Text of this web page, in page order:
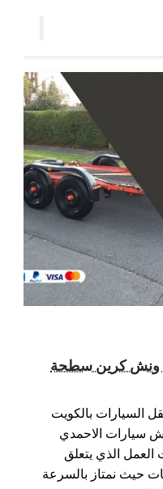
الاحمدي / 65557275 / ونش كرين سطحة
السيارات بالكويت
سيارات الاحمدي
الذي يتعلق
حيث نمتاز بالسرعة